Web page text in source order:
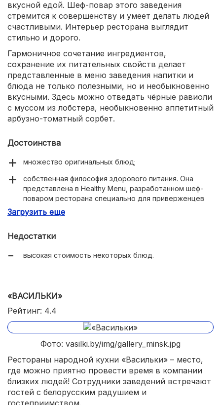
вкусной едой. Шеф-повар этого заведения
стремится к совершенству и умеет делать людей
счастливыми. Интерьер ресторана выглядит
стильно и дорого.
Гармоничное сочетание ингредиентов,
сохранение их питательных свойств делает
представленные в меню заведения напитки и
блюда не только полезными, но и необыкновенно
вкусными. Здесь можно отведать чёрные равиоли
с муссом из лобстера, необыкновенно аппетитный
арбузно-томатный сорбет.
Достоинства
множество оригинальных блюд;
собственная философия здорового питания. Она
представлена в Healthy Menu, разработанном шеф-
поваром ресторана специально для приверженцев
здорового образа жизни.
Загрузить еще
Недостатки
высокая стоимость некоторых блюд.
«ВАСИЛЬКИ»
Рейтинг: 4.4
Фото: vasilki.by/img/gallery_minsk.jpg
Рестораны народной кухни «Васильки» – место,
где можно приятно провести время в компании
близких людей! Сотрудники заведений встречают
гостей с белорусским радушием и